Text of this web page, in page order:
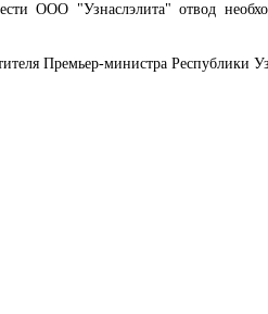
ООО "Узнаслэлита" отвод
Премьер-министра Республики